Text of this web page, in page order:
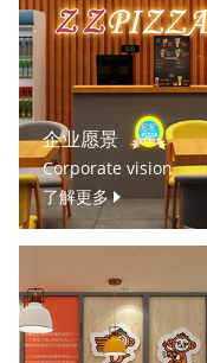
企业愿景
Corporate vision
了解更多